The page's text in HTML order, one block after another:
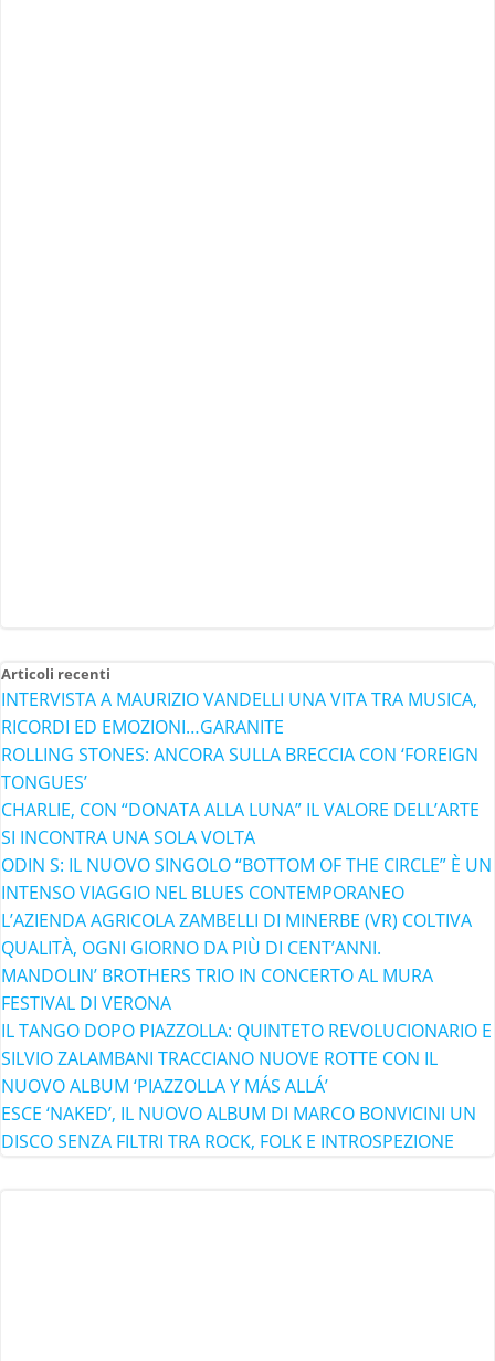
Articoli recenti
INTERVISTA A MAURIZIO VANDELLI UNA VITA TRA MUSICA,
RICORDI ED EMOZIONI…GARANITE
ROLLING STONES: ANCORA SULLA BRECCIA CON ‘FOREIGN
TONGUES’
CHARLIE, CON “DONATA ALLA LUNA” IL VALORE DELL’ARTE
SI INCONTRA UNA SOLA VOLTA
ODIN S: IL NUOVO SINGOLO “BOTTOM OF THE CIRCLE” È UN
INTENSO VIAGGIO NEL BLUES CONTEMPORANEO
L’AZIENDA AGRICOLA ZAMBELLI DI MINERBE (VR) COLTIVA
QUALITÀ, OGNI GIORNO DA PIÙ DI CENT’ANNI.
MANDOLIN’ BROTHERS TRIO IN CONCERTO AL MURA
FESTIVAL DI VERONA
IL TANGO DOPO PIAZZOLLA: QUINTETO REVOLUCIONARIO E
SILVIO ZALAMBANI TRACCIANO NUOVE ROTTE CON IL
NUOVO ALBUM ‘PIAZZOLLA Y MÁS ALLÁ’
ESCE ‘NAKED’, IL NUOVO ALBUM DI MARCO BONVICINI UN
DISCO SENZA FILTRI TRA ROCK, FOLK E INTROSPEZIONE